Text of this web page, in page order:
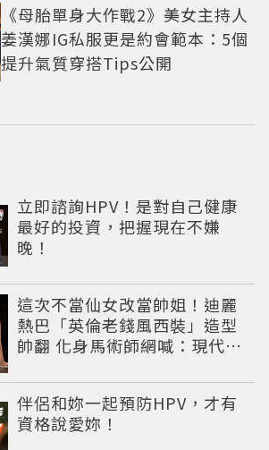
《母胎單身大作戰2》美女主持人
姜漢娜IG私服更是約會範本：5個
提升氣質穿搭Tips公開
立即諮詢HPV！是對自己健康
最好的投資，把握現在不嫌
晚！
這次不當仙女改當帥姐！迪麗
熱巴「英倫老錢風西裝」造型
帥翻 化身馬術師網喊：現代版
伴侶和妳一起預防HPV，才有
資格說愛妳！